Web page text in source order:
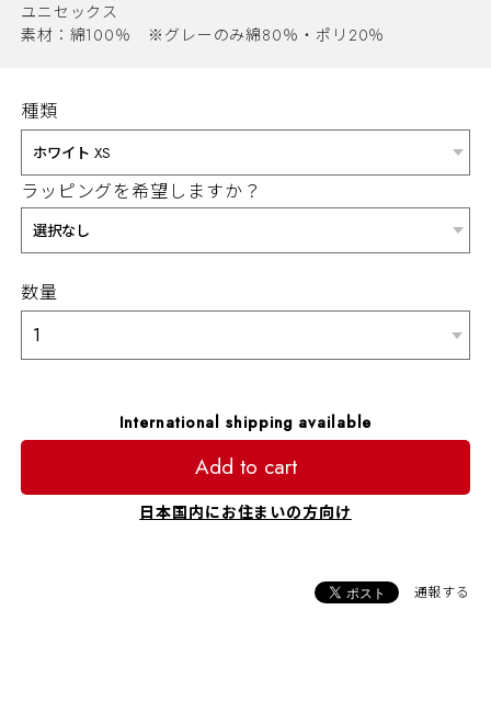
ユニセックス
素材：綿100％ ※グレーのみ綿80％・ポリ20％
種類
ラッピングを希望しますか？
数量
International shipping available
Add to cart
日本国内にお住まいの方向け
通報する